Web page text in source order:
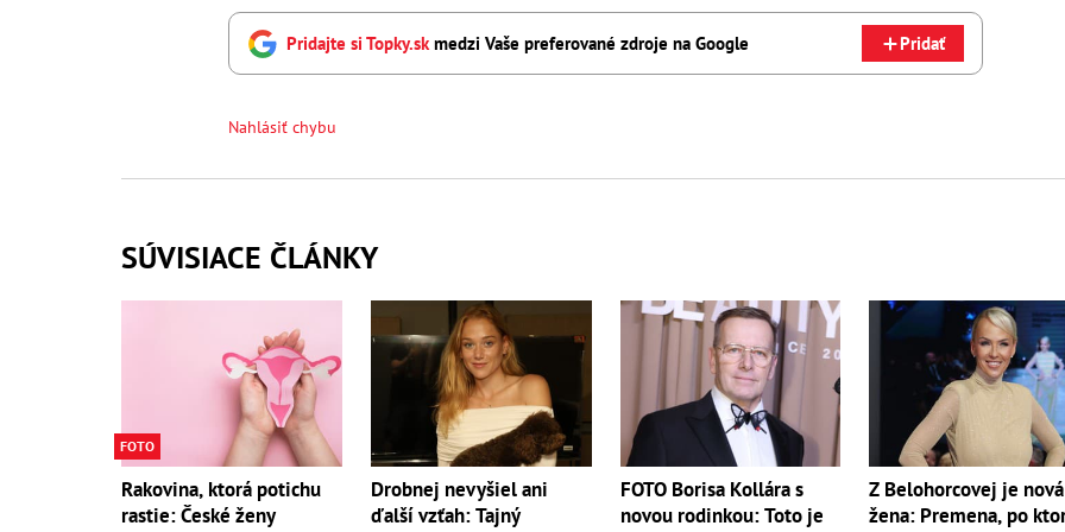
Pridajte si Topky.sk medzi Vaše preferované zdroje na Google Pridať
Nahlásiť chybu
SÚVISIACE ČLÁNKY
FOTO
Rakovina, ktorá potichu
rastie: České ženy
Drobnej nevyšiel ani
ďalší vzťah: Tajný
FOTO Borisa Kollára s
novou rodinkou: Toto je
Z Belohorcovej je nová
žena: Premena, po